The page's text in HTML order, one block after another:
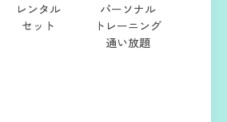
レンタル
セット
パーソナル
トレーニング
通い放題